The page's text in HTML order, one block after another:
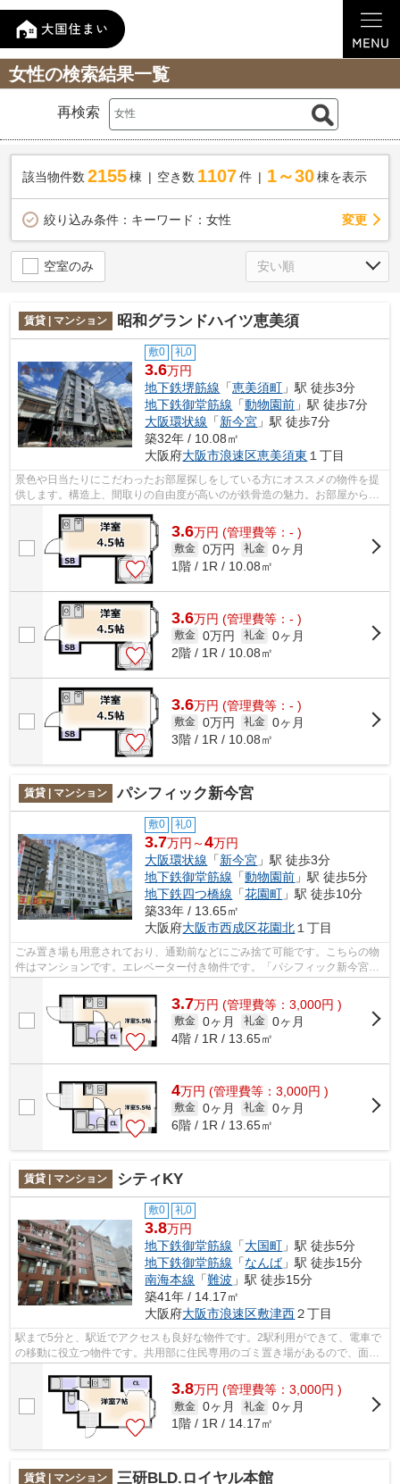
女性の検索結果一覧
再検索
該当物件数 2155棟 空き数 1107 件 1～30 棟を表示
絞り込み条件： キーワード：女性 変更
空室のみ
賃貸 | マンション 昭和グランドハイツ恵美須
敷0 礼0
3.6万円
地下鉄堺筋線 「恵美須町 」駅 徒歩3分
地下鉄御堂筋線 「動物園前 」駅 徒歩7分
大阪環状線 「新今宮 」駅 徒歩7分
築32年 / 10.08㎡
大阪府大阪市浪速区恵美須東 １丁目
景色や日当たりにこだわったお部屋探しをしている方にオススメの物件を提
供します。構造上、間取りの自由度が高いのが鉄骨造の魅力。お部屋から徒
3.6万円 (管理費等：- )
敷金 0万円 礼金 0ヶ月
1階 / 1R / 10.08㎡
3.6万円 (管理費等：- )
敷金 0万円 礼金 0ヶ月
2階 / 1R / 10.08㎡
3.6万円 (管理費等：- )
敷金 0万円 礼金 0ヶ月
3階 / 1R / 10.08㎡
賃貸 | マンション パシフィック新今宮
敷0 礼0
3.7万円～4万円
大阪環状線 「新今宮 」駅 徒歩3分
地下鉄御堂筋線 「動物園前 」駅 徒歩5分
地下鉄四つ橋線 「花園町 」駅 徒歩10分
築33年 / 13.65㎡
大阪府大阪市西成区花園北 １丁目
ごみ置き場も用意されており、通勤前などにごみ捨て可能です。こちらの物
件はマンションです。エレベーター付き物件です。「パシフィック新今宮」
3.7万円 (管理費等：3,000円 )
敷金 0ヶ月 礼金 0ヶ月
4階 / 1R / 13.65㎡
4万円 (管理費等：3,000円 )
敷金 0ヶ月 礼金 0ヶ月
6階 / 1R / 13.65㎡
賃貸 | マンション シティKY
敷0 礼0
3.8万円
地下鉄御堂筋線 「大国町 」駅 徒歩5分
地下鉄御堂筋線 「なんば」駅 徒歩15分
南海本線 「難波 」駅 徒歩15分
築41年 / 14.17㎡
大阪府大阪市浪速区敷津西２丁目
駅まで5分と、駅近でアクセスも良好な物件です。2駅利用ができて、電車で
の移動に役立つ物件です。共用部に住民専用のゴミ置き場があるので、面倒
なゴミ出しも楽になります。気になる...
3.8万円 (管理費等：3,000円 )
敷金 0ヶ月 礼金 0ヶ月
1階 / 1R / 14.17㎡
賃貸 | マンション 三研BLD.ロイヤル本館